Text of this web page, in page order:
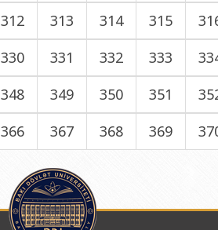
312 313 314 315
330 331 332 333
348 349 350 351
366 367 368 369